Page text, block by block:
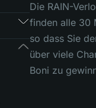
Die RAIN-
finden alle 30
so dass Sie
über viele
Boni zu